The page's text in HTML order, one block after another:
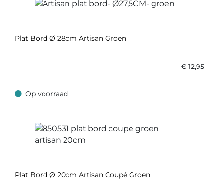
Plat Bord Ø 28cm Artisan Groen
€ 12,95
Op voorraad
Op voorraad
Plat Bord Ø 20cm Artisan Coupé Groen